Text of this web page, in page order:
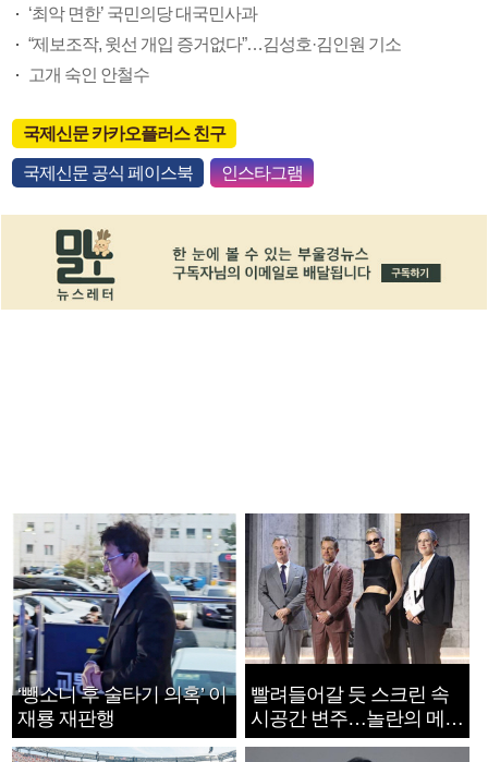
‘최악 면한’ 국민의당 대국민사과
“제보조작, 윗선 개입 증거없다”…김성호·김인원 기소
고개 숙인 안철수
국제신문 카카오플러스 친구
국제신문 공식 페이스북 인스타그램
‘뺑소니 후 술타기 의혹’ 이
재룡 재판행
빨려들어갈 듯 스크린 속
시공간 변주…놀란의 메시
지는 ‘전쟁 속죄’